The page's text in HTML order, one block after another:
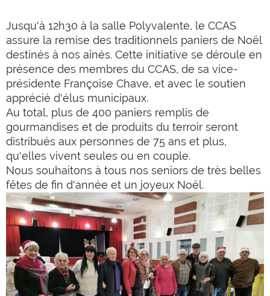
Jusqu'à 12h30 à la salle Polyvalente, le CCAS
assure la remise des traditionnels paniers de Noël
destinés à nos aînés. Cette initiative se déroule en
présence des membres du CCAS, de sa vice-
présidente Françoise Chave, et avec le soutien
apprécié d'élus municipaux.
Au total, plus de 400 paniers remplis de
gourmandises et de produits du terroir seront
distribués aux personnes de 75 ans et plus,
qu'elles vivent seules ou en couple.
Nous souhaitons à tous nos seniors de très belles
fêtes de fin d'année et un joyeux Noël.